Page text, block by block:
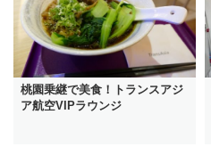
桃園乗継で美食！トランスアジ
ア航空VIPラウンジ